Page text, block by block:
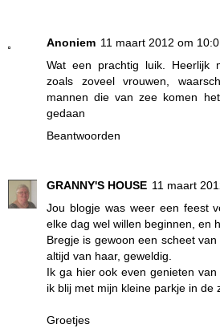
Anoniem 11 maart 2012 om
Wat een prachtig luik. Heerlijk
zoals zoveel vrouwen,
mannen die van zee komen
gedaan
Beantwoorden
GRANNY'S HOUSE 11 maart
Jou blogje was weer een feest
elke dag wel willen beginnen, en
Bregje is gewoon een scheet
altijd van haar, geweldig.
Ik ga hier ook even genieten
ik blij met mijn kleine parkje in de
Groetjes